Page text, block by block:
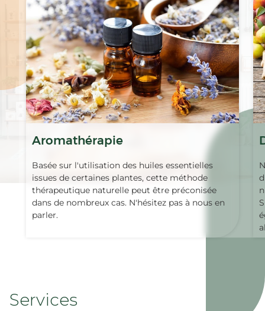
Aromathérapie
Basée sur l'utilisation des huiles essentielles
issues de certaines plantes, cette méthode
thérapeutique naturelle peut être préconisée
dans de nombreux cas. N'hésitez pas à nous en
parler.
Services